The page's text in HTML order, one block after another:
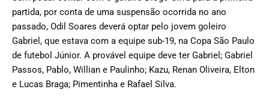
partida, por conta de uma suspensão ocorrida no ano
passado, Odil Soares deverá optar pelo jovem goleiro
Gabriel, que estava com a equipe sub-19, na Copa São Paulo
de futebol Júnior. A provável equipe deve ter Gabriel; Gabriel
Passos, Pablo, Willian e Paulinho; Kazu, Renan Oliveira, Elton
e Lucas Braga; Pimentinha e Rafael Silva.